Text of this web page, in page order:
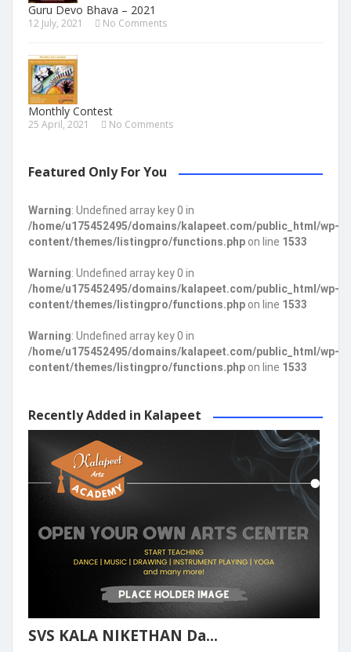
Guru Devo Bhava – 2021
12 July, 2021 No Comments
Monthly Contest
25 April, 2021 No Comments
Featured Only For You
Warning: Undefined array key 0 in
/home/u175452495/domains/kalapeet.com/public_html/wp-
content/themes/listingpro/functions.php on line 1533
Warning: Undefined array key 0 in
/home/u175452495/domains/kalapeet.com/public_html/wp-
content/themes/listingpro/functions.php on line 1533
Warning: Undefined array key 0 in
/home/u175452495/domains/kalapeet.com/public_html/wp-
content/themes/listingpro/functions.php on line 1533
Recently Added in Kalapeet
SVS KALA NIKETHAN Da...